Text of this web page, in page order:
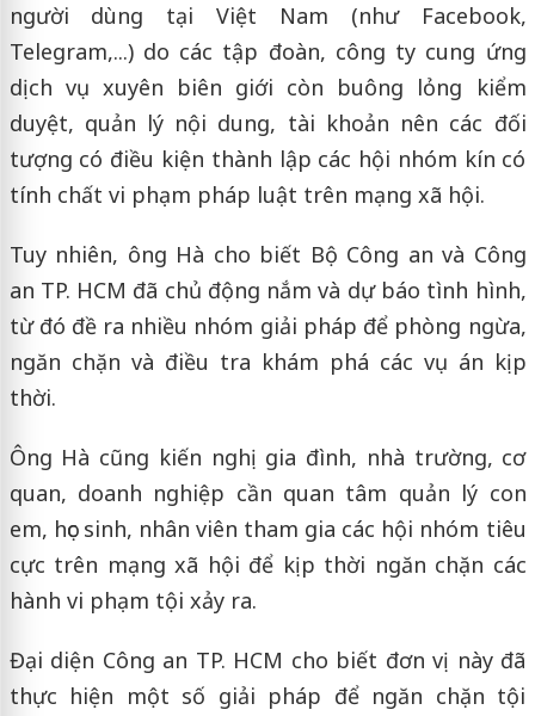
người dùng tại Việt Nam (như Facebook,
Telegram,...) do các tập đoàn, công ty cung ứng
dịch vụ xuyên biên giới còn buông lỏng kiểm
duyệt, quản lý nội dung, tài khoản nên các đối
tượng có điều kiện thành lập các hội nhóm kín có
tính chất vi phạm pháp luật trên mạng xã hội.
Tuy nhiên, ông Hà cho biết Bộ Công an và Công
an TP. HCM đã chủ động nắm và dự báo tình hình,
từ đó đề ra nhiều nhóm giải pháp để phòng ngừa,
ngăn chặn và điều tra khám phá các vụ án kịp
thời.
Ông Hà cũng kiến nghị gia đình, nhà trường, cơ
quan, doanh nghiệp cần quan tâm quản lý con
em, học sinh, nhân viên tham gia các hội nhóm tiêu
cực trên mạng xã hội để kịp thời ngăn chặn các
hành vi phạm tội xảy ra.
Đại diện Công an TP. HCM cho biết đơn vị này đã
thực hiện một số giải pháp để ngăn chặn tội